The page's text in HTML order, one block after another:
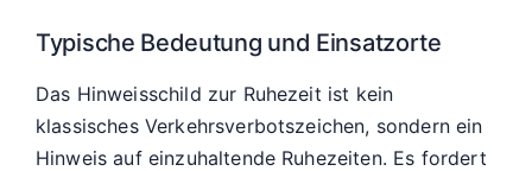
Typische Bedeutung und Einsatzorte
Das Hinweisschild zur Ruhezeit ist kein
klassisches Verkehrsverbotszeichen, sondern ein
Hinweis auf einzuhaltende Ruhezeiten. Es fordert